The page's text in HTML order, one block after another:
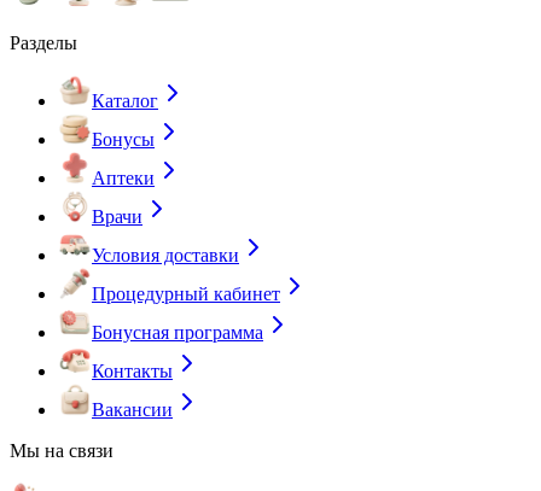
Разделы
Каталог
Бонусы
Аптеки
Врачи
Условия доставки
Процедурный кабинет
Бонусная программа
Контакты
Вакансии
Мы на связи